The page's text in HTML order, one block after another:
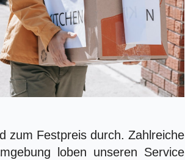
zum Festpreis durch. Zahlreiche
loben unseren Service